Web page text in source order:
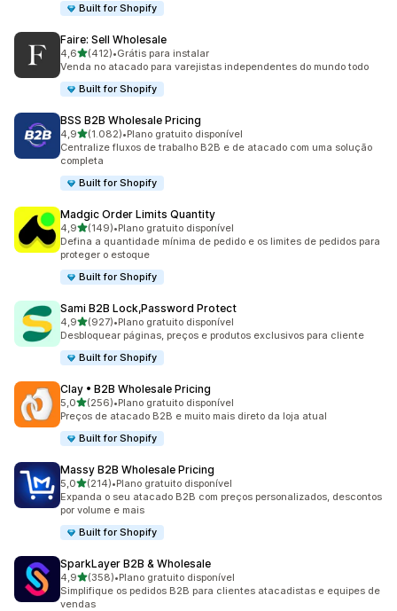
Built for Shopify
Faire: Sell Wholesale
4,6de 5 estrelas
(412)
412 avaliações ao todo
•Grátis para instalar
Venda no atacado para varejistas independentes do mundo todo
Built for Shopify
BSS B2B Wholesale Pricing
4,9de 5 estrelas
(1.082)
1082 avaliações ao todo
•Plano gratuito disponível
Centralize fluxos de trabalho B2B e de atacado com uma solução
completa
Built for Shopify
Madgic Order Limits Quantity
4,9de 5 estrelas
(149)
149 avaliações ao todo
•Plano gratuito disponível
Defina a quantidade mínima de pedido e os limites de pedidos para
proteger o estoque
Built for Shopify
Sami B2B Lock,Password Protect
4,9de 5 estrelas
(927)
927 avaliações ao todo
•Plano gratuito disponível
Desbloquear páginas, preços e produtos exclusivos para cliente
Built for Shopify
Clay • B2B Wholesale Pricing
5,0de 5 estrelas
(256)
256 avaliações ao todo
•Plano gratuito disponível
Preços de atacado B2B e muito mais direto da loja atual
Built for Shopify
Massy B2B Wholesale Pricing
5,0de 5 estrelas
(214)
214 avaliações ao todo
•Plano gratuito disponível
Expanda o seu atacado B2B com preços personalizados, descontos
por volume e mais
Built for Shopify
SparkLayer B2B & Wholesale
4,9de 5 estrelas
(358)
358 avaliações ao todo
•Plano gratuito disponível
Simplifique os pedidos B2B para clientes atacadistas e equipes de
vendas